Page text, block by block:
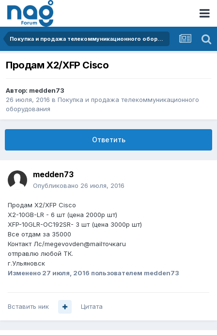
Покупка и продажа телекоммуникационного оборудования
Продам X2/XFP Cisco
Автор: medden73
26 июля, 2016 в Покупка и продажа телекоммуникационного
оборудования
Ответить
medden73
Опубликовано 26 июля, 2016
Продам X2/XFP Cisco
X2-10GB-LR - 6 шт (цена 2000р шт)
XFP-10GLR-OC192SR- 3 шт (цена 3000р шт)
Все отдам за 35000
Контакт Лс/megevovden@mailточкаru
отправлю любой ТК.
г.Ульяновск
Изменено 27 июля, 2016 пользователем medden73
Вставить ник Цитата